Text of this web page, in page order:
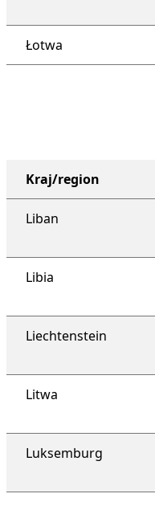
Łotwa
Kraj/region
Liban
Libia
Liechtenstein
Litwa
Luksemburg